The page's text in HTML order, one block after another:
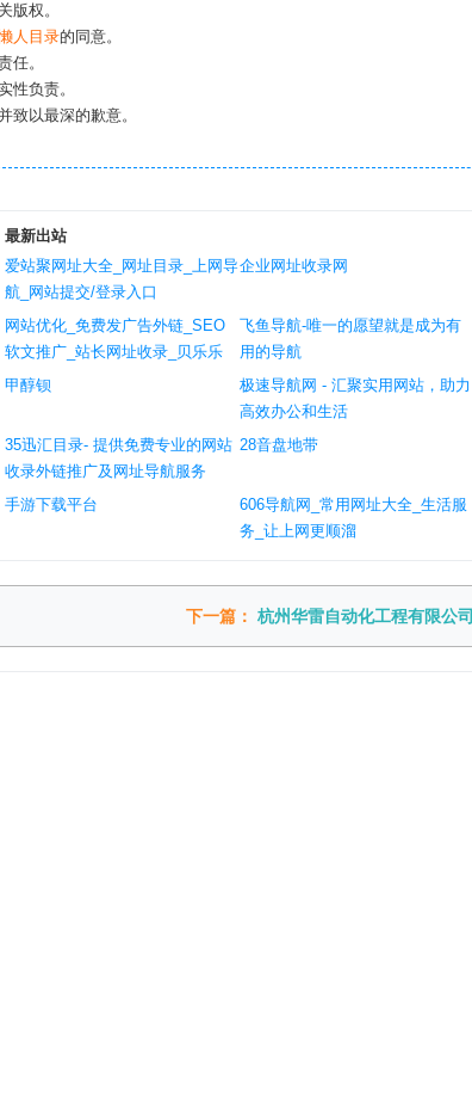
版权。
人目录的同意。
任。
性负责。
致以最深的歉意。
最新出站
爱站聚网址大全_网址目录_上网导
航_网站提交/登录入口
企业网址收录网
网站优化_免费发广告外链_SEO
软文推广_站长网址收录_贝乐乐
飞鱼导航-唯一的愿望就是成为有
用的导航
甲醇钡
极速导航网 - 汇聚实用网站，助力
高效办公和生活
‌35迅汇目录- 提供免费专业的网站
收录外链推广及网址导航服务
28音盘地带
手游下载平台
606导航网_常用网址大全_生活服
务_让上网更顺溜
下一篇： 杭州华雷自动化工程有限公司